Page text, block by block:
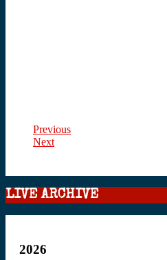
Previous
Next
LIVE ARCHIVE
2026